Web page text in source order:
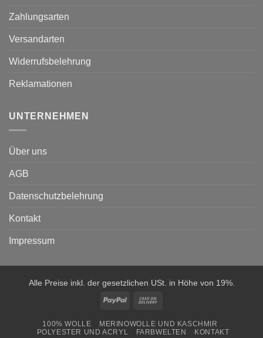
Zahlungsarten
Versandarten
Widerrufsbelehrung
Reklamationen
UNTERNEHMEN
Über uns
AGB
Datenschutzbelehrung
Kontakt
Impressum
Alle Preise inkl. der gesetzlichen USt. in Höhe von 19%.
PayPal
Delivery
100% WOLLE
MERINOWOLLE UND KASCHMIR
POLYESTER UND ACRYL
FARBWELTEN KONTAKT